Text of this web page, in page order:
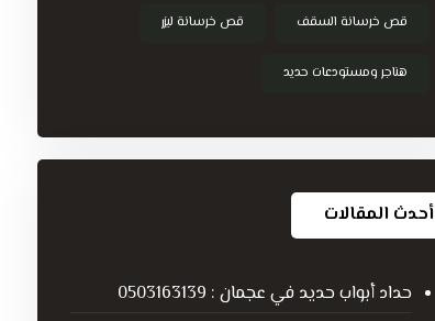
قص خرسانة السقف قص خرسانة ليزر
هناجر ومستودعات حديد
أحدث المقالات
حداد أبواب حديد في عجمان : 0503163139